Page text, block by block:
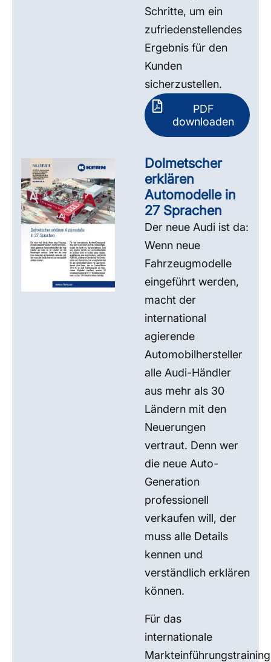
Schritte, um ein
zufriedenstellendes
Ergebnis für den
Kunden
sicherzustellen.
PDF
downloaden
Dolmetscher
erklären
Automodelle in
27 Sprachen
Der neue Audi ist da:
Wenn neue
Fahrzeugmodelle
eingeführt werden,
macht der
international
agierende
Automobilhersteller
alle Audi-Händler
aus mehr als 30
Ländern mit den
Neuerungen
vertraut. Denn wer
die neue Auto-
Generation
professionell
verkaufen will, der
muss alle Details
kennen und
verständlich erklären
können.
Für das
internationale
Markteinführungstraining